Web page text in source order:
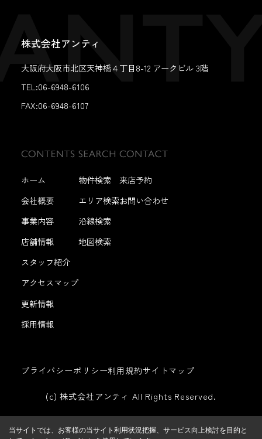
株式会社アンティ
大阪府大阪市北区天神橋４丁目8-12 アークビル 3階
TEL:06-6948-6106
FAX:06-6948-6107
ホーム
会社概要
事業内容
店舗情報
スタッフ紹介
アクセスマップ
更新情報
採用情報
物件検索
エリア検索
沿線検索
地図検索
来店予約
お問い合わせ
プライバシーポリシー利用規約サイトマップ
(c) 株式会社アンティ All Rights Reserved.
当サイトでは、お客様の当サイト利用状況把握、サービス向上検討を目的と